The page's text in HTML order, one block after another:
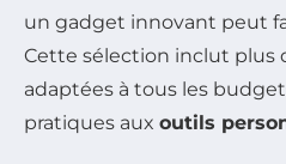
un gadget innovant peut
Cette sélection inclut plus
adaptées à tous les
pratiques aux outils